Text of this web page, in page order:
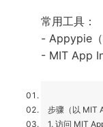
常用工具：
- Appypie（
- MIT App
步骤（以 MIT
1. 访问 MIT